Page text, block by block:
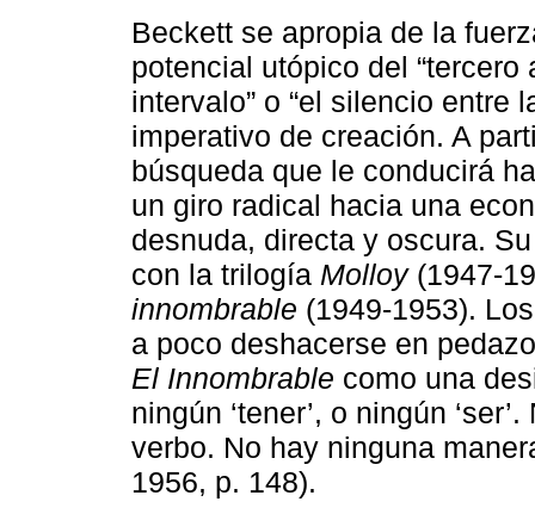
Beckett se apropia de la
potencial utópico del “tercero
intervalo” o “el silencio entre
imperativo de creación. A
búsqueda que le conducirá
un giro radical hacia una
desnuda, directa y oscura.
con la trilogía Molloy(1947-
innombrable (1949-1953).
a poco deshacerse en
El Innombrable como una
ningún ‘tener’, o ningún
verbo. No hay ninguna
1956, p. 148).